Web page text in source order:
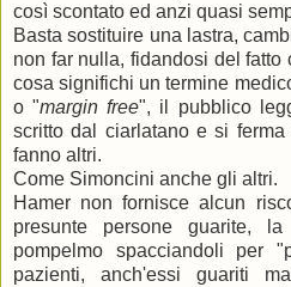
così scontato ed anzi quasi
Basta sostituire una lastra,
non far nulla, fidandosi del
cosa significhi un termine
o "margin free", il pubblico
scritto dal ciarlatano e si
fanno altri.
Come Simoncini anche gli altri.
Hamer non fornisce alcun
presunte persone guarite,
pompelmo spacciandoli per
pazienti, anch'essi guariti